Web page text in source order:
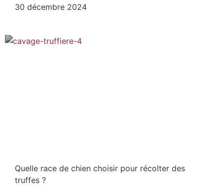
30 décembre 2024
Quelle race de chien choisir pour récolter des
truffes ?